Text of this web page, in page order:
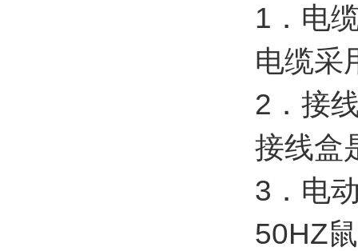
1 ．电
电缆采
2．接
接线盒
3．电
50HZ